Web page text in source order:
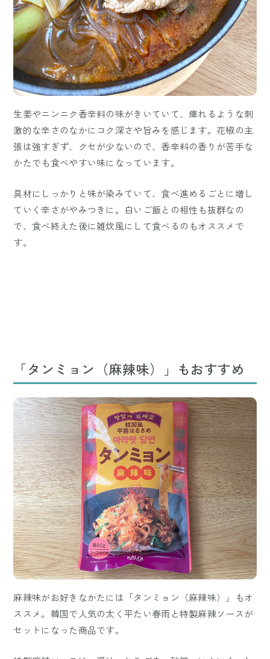
生姜やニンニク香辛料の味がきいていて、痺れるような刺
激的な辛さのなかにコク深さや旨みを感じます。花椒の主
張は強すぎず、クセが少ないので、香辛料の香りが苦手な
かたでも食べやすい味になっています。
具材にしっかりと味が染みていて、食べ進めるごとに増し
ていく辛さがやみつきに。白いご飯との相性も抜群なの
で、食べ終えた後に雑炊風にして食べるのもオススメで
す。
「タンミョン（麻辣味）」もおすすめ
麻辣味がお好きなかたには「タンミョン（麻辣味）」もオ
ススメ。韓国で人気の太く平たい春雨と特製麻辣ソースが
セットになった商品です。